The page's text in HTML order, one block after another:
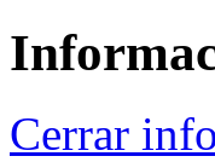
Cerrar